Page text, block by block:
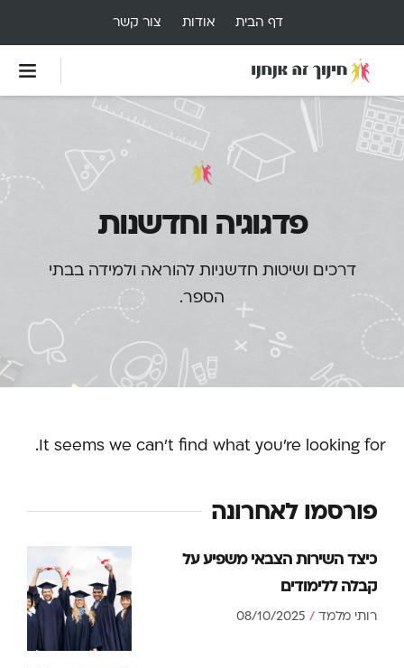
דף הבית אודות צור קשר
פדגוגיה וחדשנות
דרכים ושיטות חדשניות להוראה ולמידה בבתי
הספר.
It seems we can't find what you're looking for.
פורסמו לאחרונה
כיצד השירות הצבאי משפיע על
קבלה ללימודים
רותי מלמד